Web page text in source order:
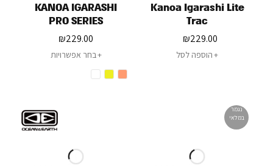
Kanoa Igarashi Lite
Trac
₪229.00
הוספה לסל
KANOA IGARASHI
PRO SERIES
₪229.00
בחר אפשרויות
נגמר
במלאי